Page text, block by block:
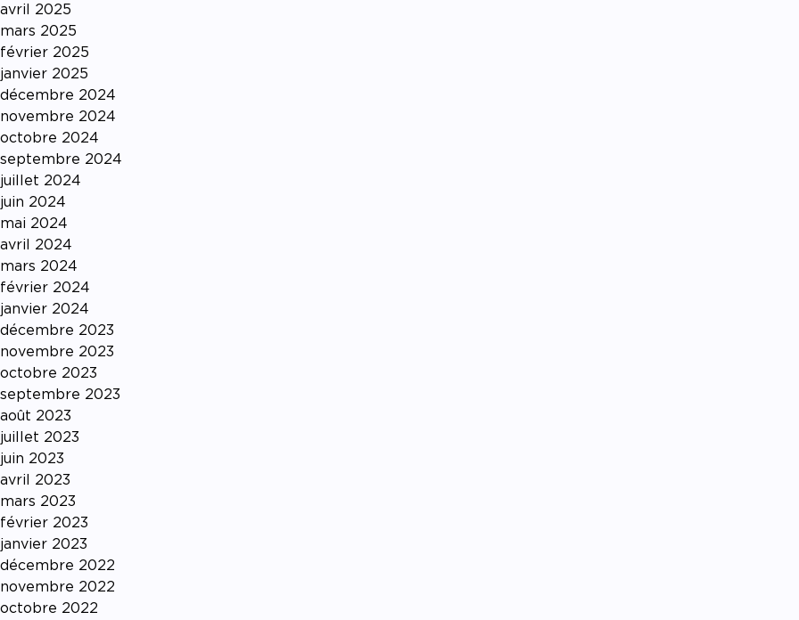
avril 2025
mars 2025
février 2025
janvier 2025
décembre 2024
novembre 2024
octobre 2024
septembre 2024
juillet 2024
juin 2024
mai 2024
avril 2024
mars 2024
février 2024
janvier 2024
décembre 2023
novembre 2023
octobre 2023
septembre 2023
août 2023
juillet 2023
juin 2023
avril 2023
mars 2023
février 2023
janvier 2023
décembre 2022
novembre 2022
octobre 2022